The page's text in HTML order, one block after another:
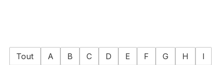
Tout A B C D E F G H
I